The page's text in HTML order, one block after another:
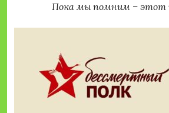
Пока мы помним – этот